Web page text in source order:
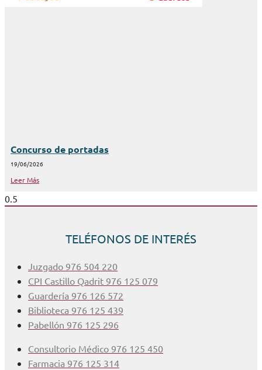
Concurso de portadas
19/06/2026
Leer Más
TELÉFONOS DE INTERÉS
Juzgado 976 504 220
CPI Castillo Qadrit 976 125 079
Guardería 976 126 572
Biblioteca 976 125 439
Pabellón 976 125 296
Consultorio Médico 976 125 450
Farmacia 976 125 314